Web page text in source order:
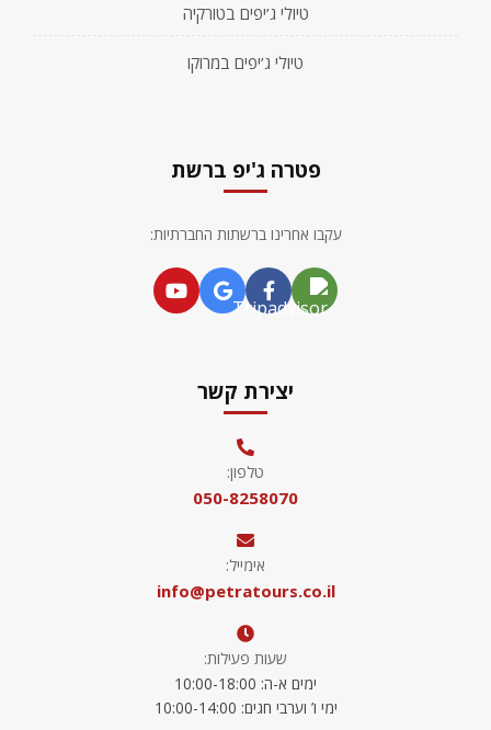
טיולי ג’יפים בטורקיה
טיולי ג’יפים במרוקו
פטרה ג'יפ ברשת
עקבו אחרינו ברשתות החברתיות:
יצירת קשר
טלפון:
050-8258070
אימייל:
info@petratours.co.il
שעות פעילות:
ימים א-ה: 10:00-18:00
ימי ו’ וערבי חגים: 10:00-14:00